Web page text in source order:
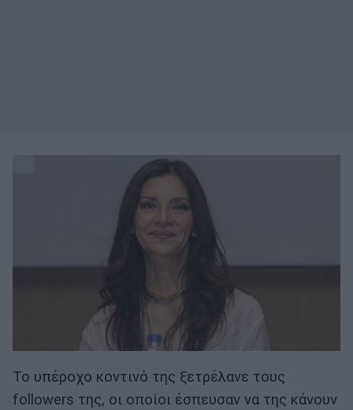
Το υπέροχο κοντινό της ξετρέλανε τους
followers της, οι οποίοι έσπευσαν να της κάνουν